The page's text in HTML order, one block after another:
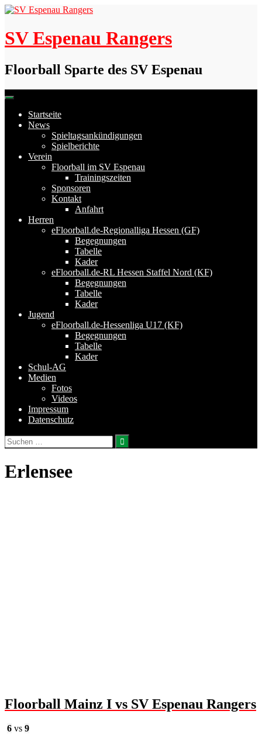
Skip
content
SV Espenau Rangers
Floorball Sparte des SV Espenau
Startseite
News
Spieltagsankündigungen
Spielberichte
Verein
Floorball im SV Espenau
Trainingszeiten
Sponsoren
Kontakt
Anfahrt
Herren
eFloorball.de-Regionalliga Hessen (GF)
Begegnungen
Tabelle
Kader
eFloorball.de-RL Hessen Staffel Nord (KF)
Begegnungen
Tabelle
Kader
Jugend
eFloorball.de-Hessenliga U17 (KF)
Begegnungen
Tabelle
Kader
Schul-AG
Medien
Fotos
Videos
Impressum
Datenschutz
Suchen
nach:
Erlensee
Floorball Mainz I vs SV Espenau Rangers
6 vs 9